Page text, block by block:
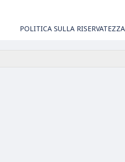
POLITICA SULLA RISERVATEZZA